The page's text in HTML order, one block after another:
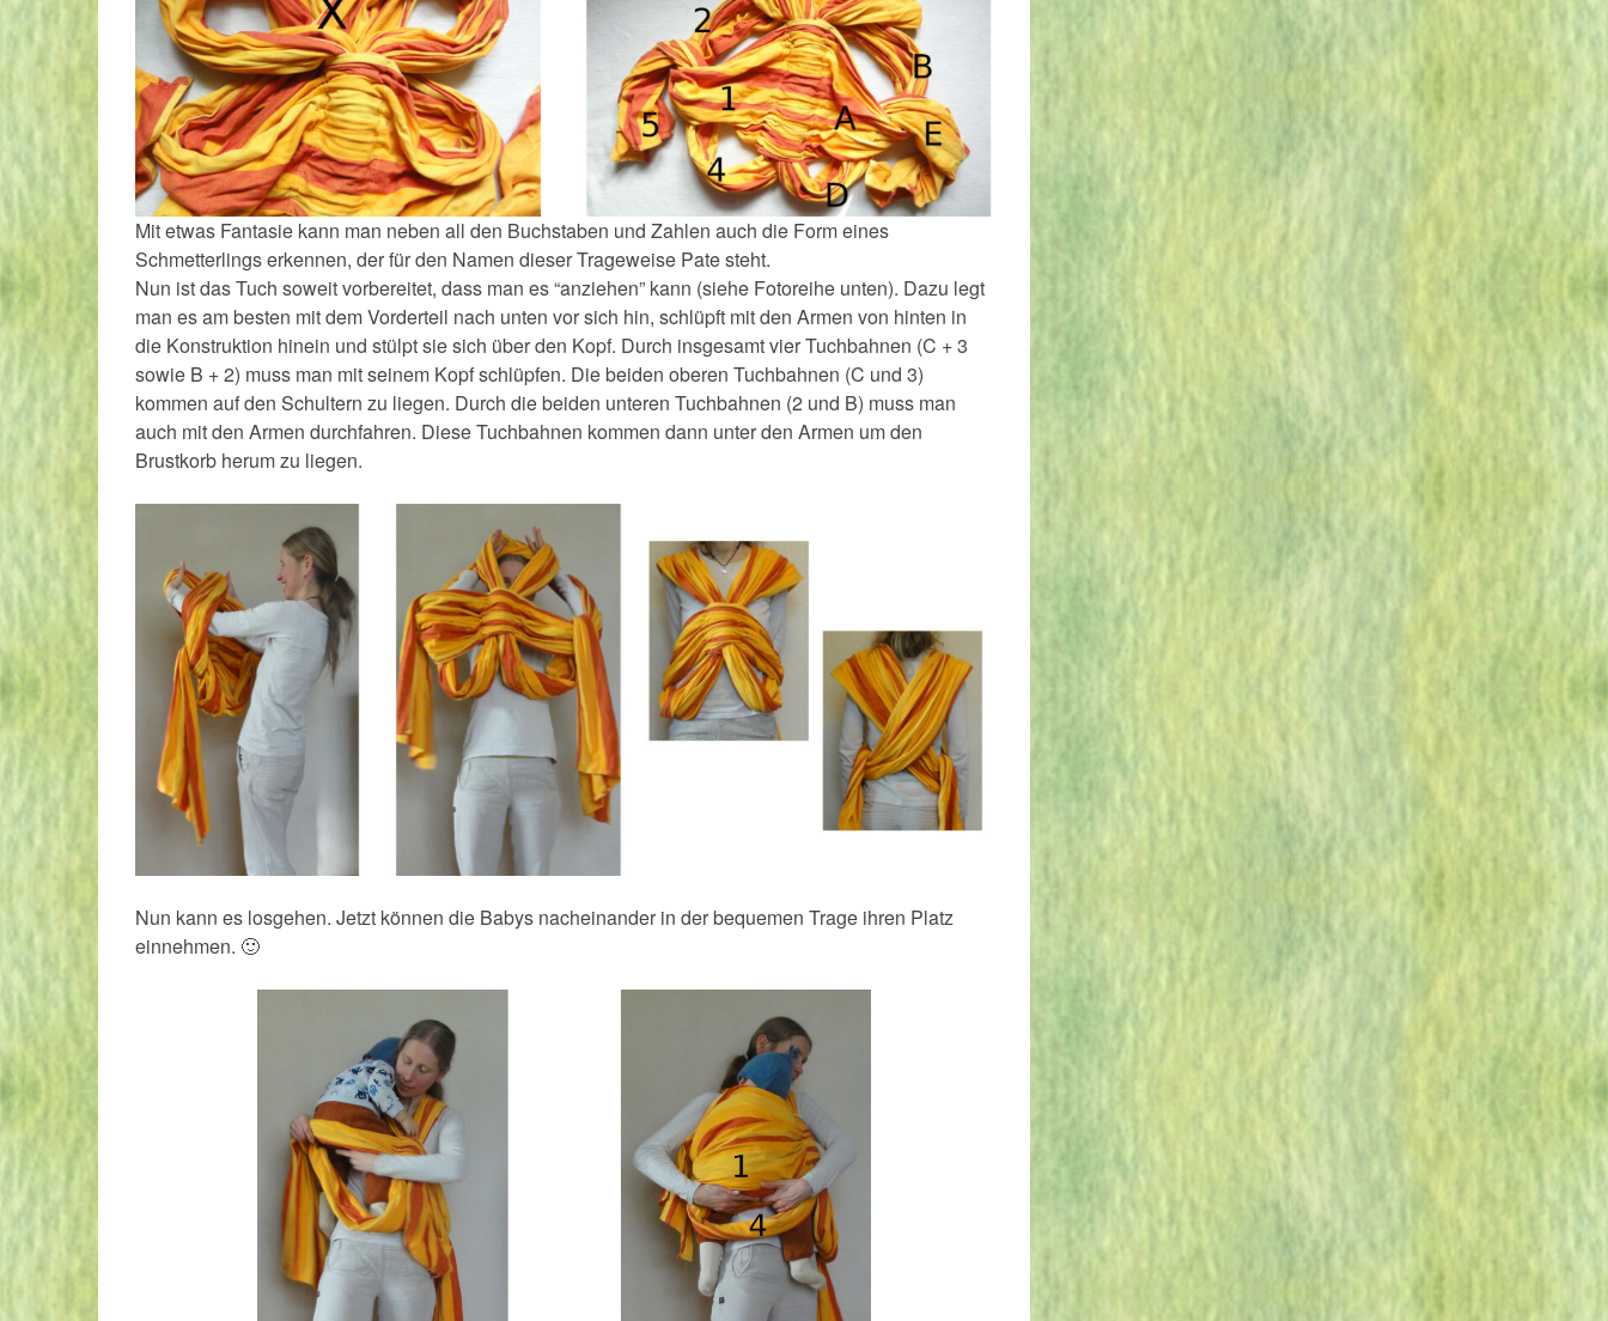
Mit etwas Fantasie kann man neben all den Buchstaben und Zahlen auch die Form eines
Schmetterlings erkennen, der für den Namen dieser Trageweise Pate steht.
Nun ist das Tuch soweit vorbereitet, dass man es “anziehen” kann (siehe Fotoreihe unten). Dazu legt
man es am besten mit dem Vorderteil nach unten vor sich hin, schlüpft mit den Armen von hinten in
die Konstruktion hinein und stülpt sie sich über den Kopf. Durch insgesamt vier Tuchbahnen (C + 3
sowie B + 2) muss man mit seinem Kopf schlüpfen. Die beiden oberen Tuchbahnen (C und 3)
kommen auf den Schultern zu liegen. Durch die beiden unteren Tuchbahnen (2 und B) muss man
auch mit den Armen durchfahren. Diese Tuchbahnen kommen dann unter den Armen um den
Brustkorb herum zu liegen.
Nun kann es losgehen. Jetzt können die Babys nacheinander in der bequemen Trage ihren Platz
einnehmen. 🙂